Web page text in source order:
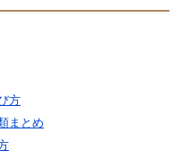
方
まとめ